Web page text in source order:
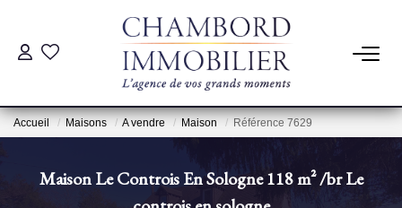
ACHAT
ESTIMATION
Accueil Maisons A vendre Maison Référence 7629
Maison Le Controis En Sologne 118 m²/brLe